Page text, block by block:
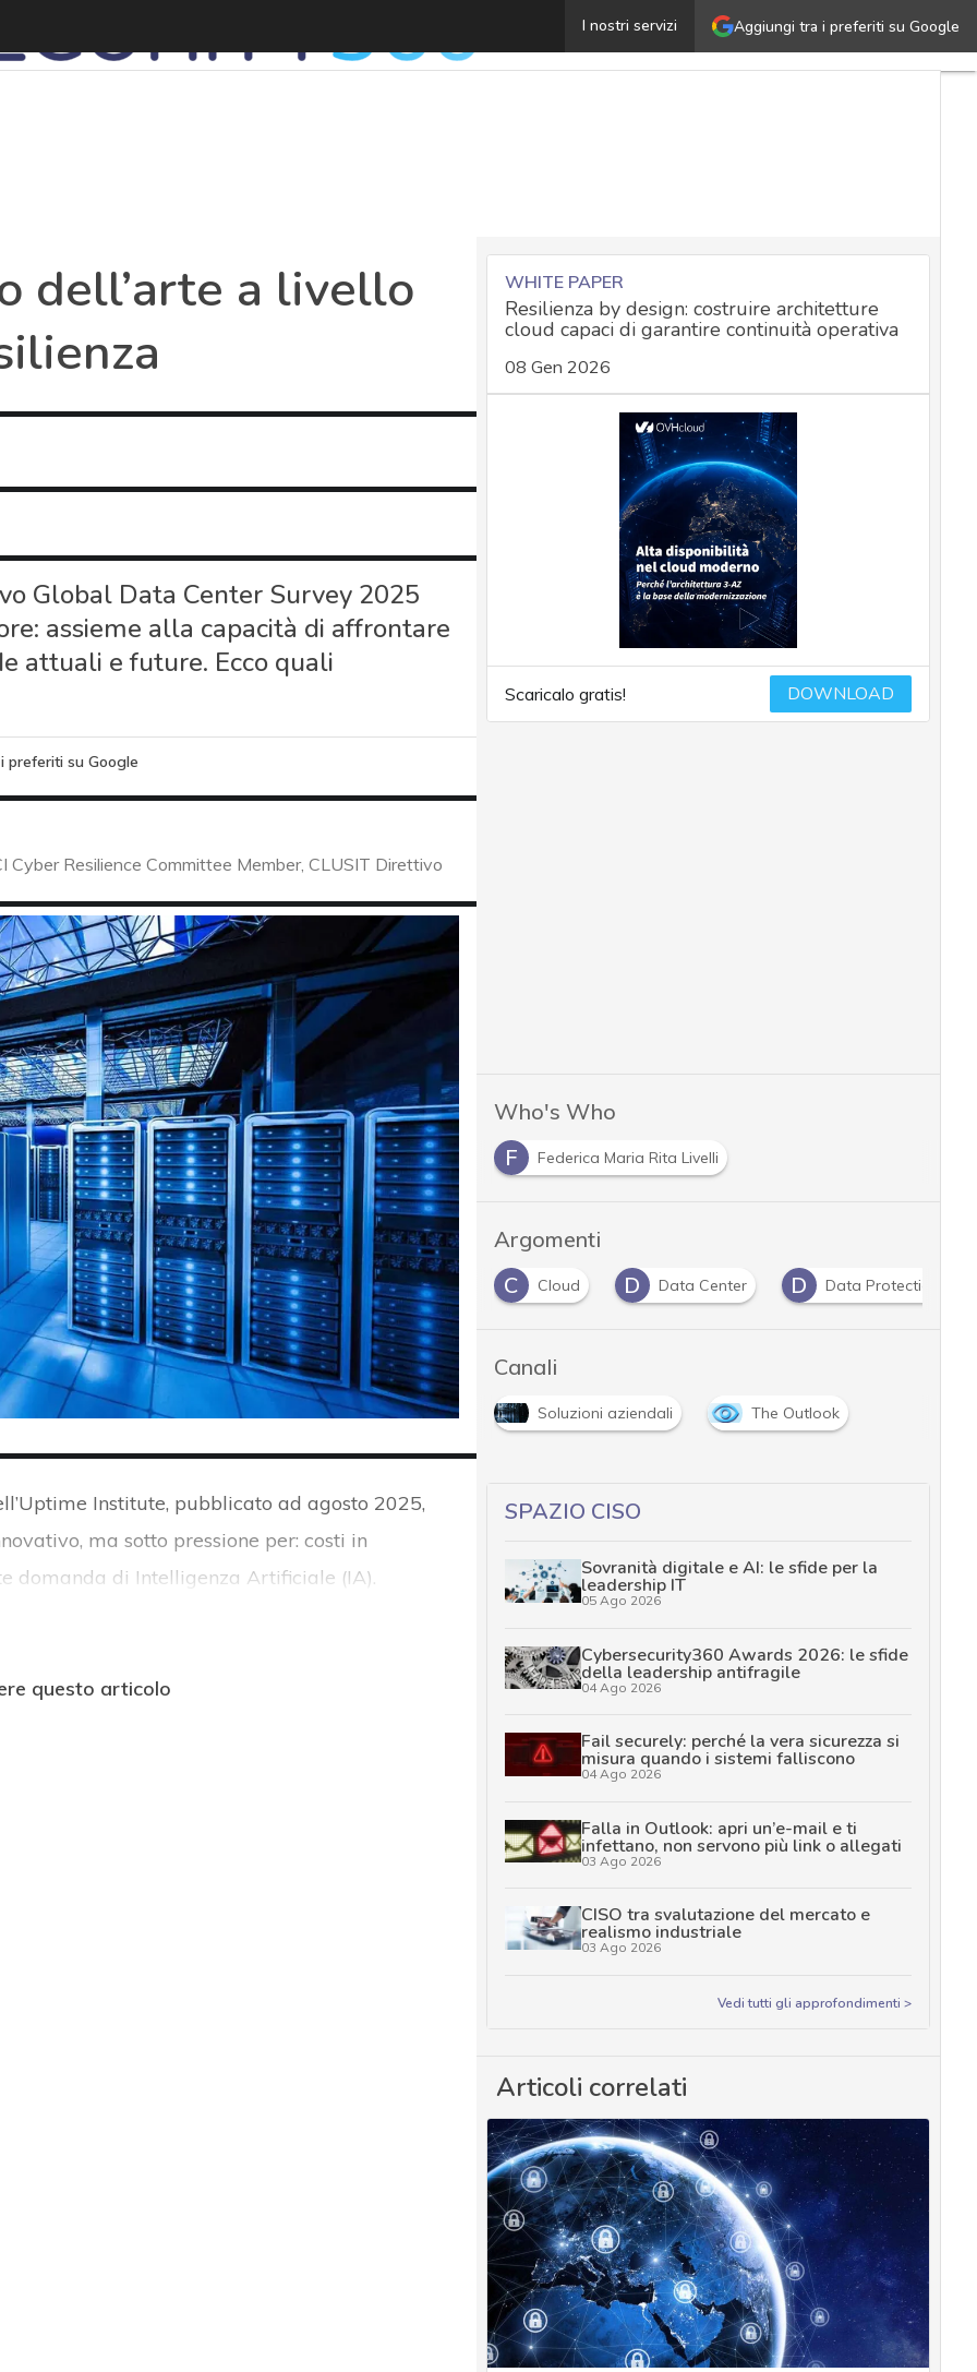
Aggiungi tra i preferiti su Google
I nostri servizi
Data center, lo stato dell’arte a livello globale: vince la
dell’arte a livello
Global Data Center Survey 2025
assieme alla capacità di affrontare
attuali e future. Ecco quali
preferiti su Google
Resilience Committee Member, CLUSIT Direttivo
Institute, pubblicato ad agosto 2025,
ma sotto pressione per: costi in
domanda di Intelligenza Artificiale (IA).
questo articolo
WHITE PAPER
Resilienza by design: costruire architetture
cloud capaci di garantire continuità operativa
08 Gen 2026
Scaricalo gratis! DOWNLOAD
Who's Who
F
Federica Maria Rita Livelli
Argomenti
A
Applicazioni C Cloud D Data Center D Data Protection F
Canali
Soluzioni aziendali The Outlook
SPAZIO CISO
Sovranità digitale e AI: le sfide per la
leadership IT
05 Ago 2026
Cybersecurity360 Awards 2026: le sfide
della leadership antifragile
04 Ago 2026
Fail securely: perché la vera sicurezza si
misura quando i sistemi falliscono
04 Ago 2026
Falla in Outlook: apri un’e-mail e ti
infettano, non servono più link o allegati
03 Ago 2026
CISO tra svalutazione del mercato e
realismo industriale
03 Ago 2026
Vedi tutti gli approfondimenti >
Articoli correlati